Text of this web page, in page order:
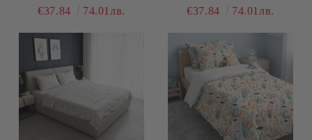
ФУТБОЛ , 100%
(ПОПЛИН), 3 ЧАСТИ
€37.84 74.01лв.
МОРСКИ ОБИТАТЕЛИ ,
ПАМУК (ПОПЛИН), 3
ЧАСТИ
€37.84 74.01лв.